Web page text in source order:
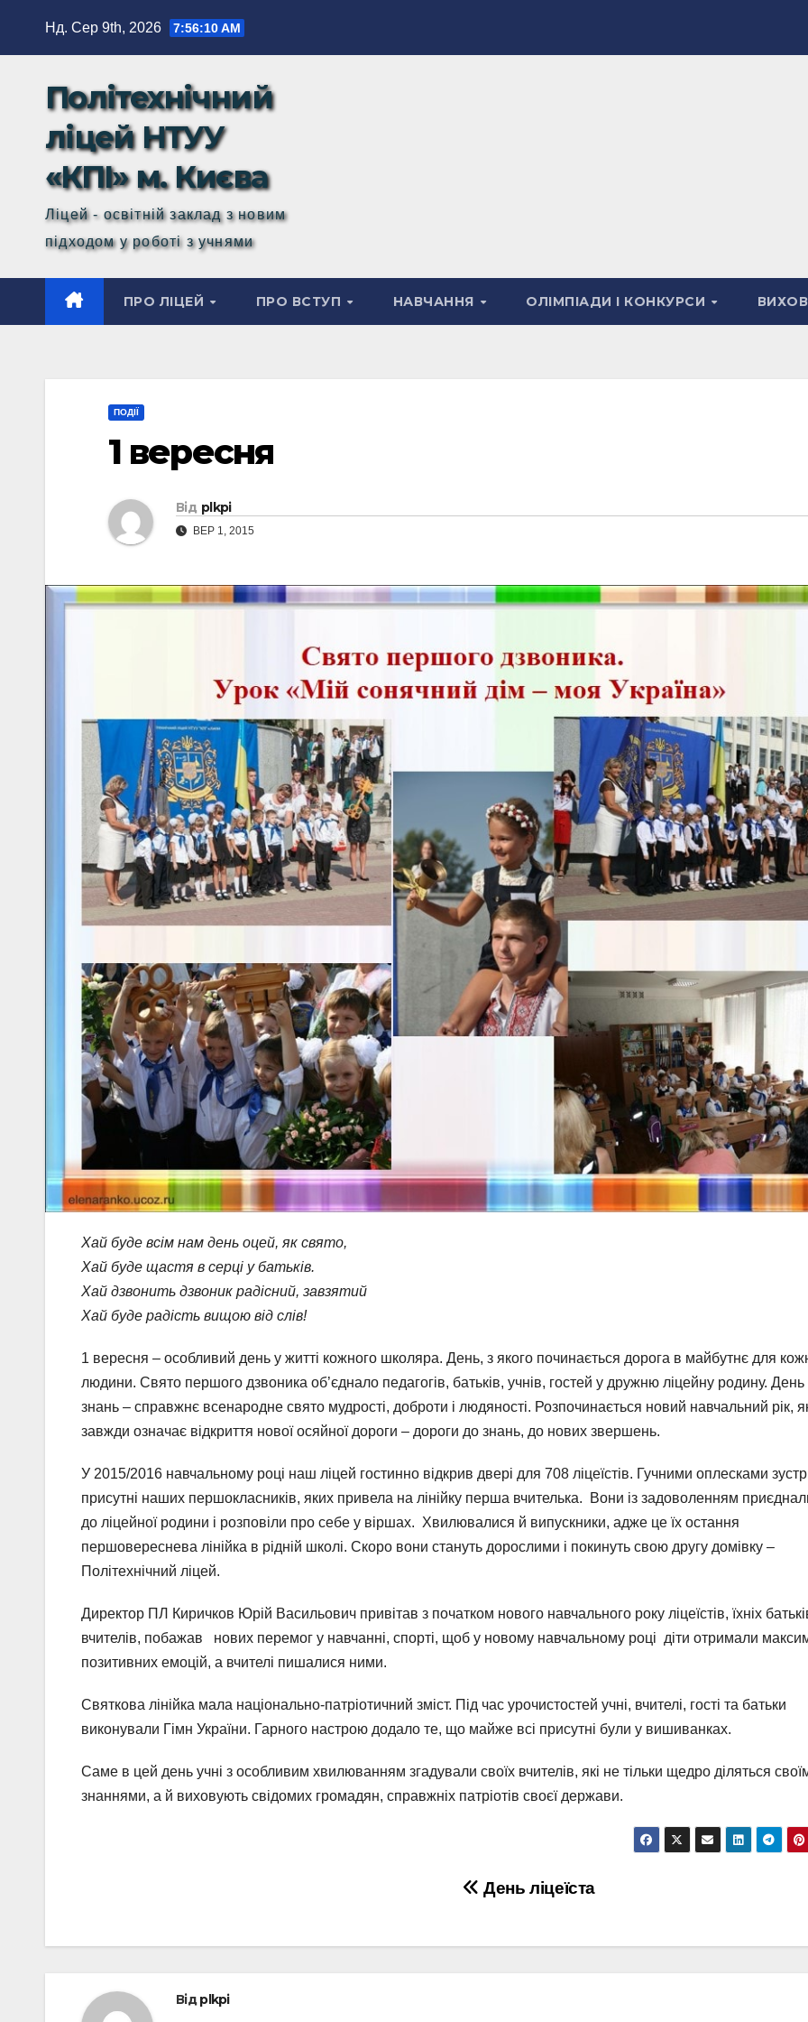
Нд. Сер 9th, 2026 7:56:11 AM
Політехнічний
ліцей НТУУ
«КПІ» м. Києва
Ліцей - освітній заклад з новим
підходом у роботі з учнями
ПРО ЛІЦЕЙ ПРО ВСТУП НАВЧАННЯ ОЛІМПІАДИ І КОНКУРСИ
ПОДІЇ
1 вересня
Від plkpi
ВЕР 1, 2015
Хай буде всім нам день оцей, як свято,
Хай буде щастя в серці у батьків.
Хай дзвонить дзвоник радісний, завзятий
Хай буде радість вищою від слів!
1 вересня – особливий день у житті кожного школяра. День, з якого починається дорога в майбутнє для
людини. Свято першого дзвоника об’єднало педагогів, батьків, учнів, гостей у дружню ліцейну родину. День
знань – справжнє всенародне свято мудрості, доброти і людяності. Розпочинається новий навчальний рік,
завжди означає відкриття нової осяйної дороги – дороги до знань, до нових звершень.
У 2015/2016 навчальному році наш ліцей гостинно відкрив двері для 708 ліцеїстів. Гучними оплесками
присутні наших першокласників, яких привела на лінійку перша вчителька. Вони із задоволенням
до ліцейної родини і розповіли про себе у віршах. Хвилювалися й випускники, адже це їх остання
першовереснева лінійка в рідній школі. Скоро вони стануть дорослими і покинуть свою другу домівку –
Політехнічний ліцей.
Директор ПЛ Киричков Юрій Васильович привiтав з початком нового навчального року ліцеїстів, їхнiх
вчителів, побажав нових перемог у навчаннi, спортi, щоб у новому навчальному році діти отримали
позитивних емоцiй, а вчителi пишалися ними.
Святкова лінійка мала національно-патріотичний зміст. Пiд час урочистостей учні, вчителі, гості та батьки
виконували Гімн України. Гарного настрою додало те, що майже всі присутні були у вишиванках.
Саме в цей день учні з особливим хвилюванням згадували своїх вчителів, які не тільки щедро діляться
знаннями, а й виховують свідомих громадян, справжніх патріотів своєї держави.
День ліцеїста
Відplkpi